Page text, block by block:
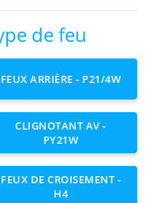
de feu
FEUX ARRIÈRE - P21/4W
CLIGNOTANT AV -
PY21W
FEUX DE CROISEMENT -
H4